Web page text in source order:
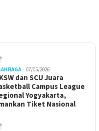
07/05/2026
dan SCU Juara
Campus League
Yogyakarta,
Tiket Nasional